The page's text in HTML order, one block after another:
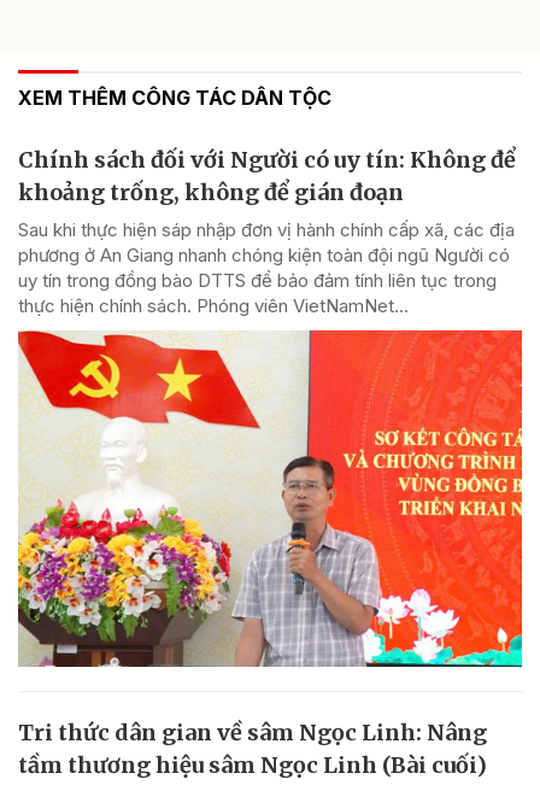
XEM THÊM CÔNG TÁC DÂN TỘC
Chính sách đối với Người có uy tín: Không để
khoảng trống, không để gián đoạn
Sau khi thực hiện sáp nhập đơn vị hành chính cấp xã, các địa
phương ở An Giang nhanh chóng kiện toàn đội ngũ Người có
uy tín trong đồng bào DTTS để bảo đảm tính liên tục trong
thực hiện chính sách. Phóng viên VietNamNet...
Tri thức dân gian về sâm Ngọc Linh: Nâng
tầm thương hiệu sâm Ngọc Linh (Bài cuối)